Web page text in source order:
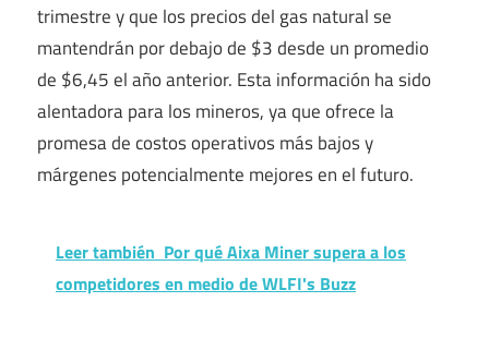
trimestre y que los precios del gas natural se
mantendrán por debajo de $3 desde un promedio
de $6,45 el año anterior. Esta información ha sido
alentadora para los mineros, ya que ofrece la
promesa de costos operativos más bajos y
márgenes potencialmente mejores en el futuro.
Leer también Por qué Aixa Miner supera a los
competidores en medio de WLFI's Buzz